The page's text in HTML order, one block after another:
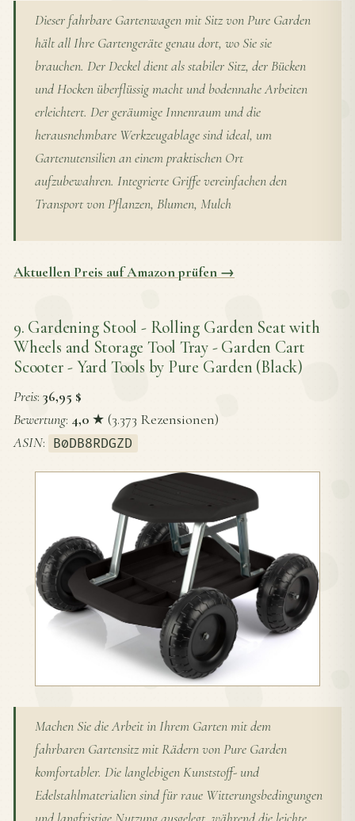
Dieser fahrbare Gartenwagen mit Sitz von Pure Garden
hält all Ihre Gartengeräte genau dort, wo Sie sie
brauchen. Der Deckel dient als stabiler Sitz, der Bücken
und Hocken überflüssig macht und bodennahe Arbeiten
erleichtert. Der geräumige Innenraum und die
herausnehmbare Werkzeugablage sind ideal, um
Gartenutensilien an einem praktischen Ort
aufzubewahren. Integrierte Griffe vereinfachen den
Transport von Pflanzen, Blumen, Mulch
Aktuellen Preis auf Amazon prüfen →
9. Gardening Stool - Rolling Garden Seat with
Wheels and Storage Tool Tray - Garden Cart
Scooter - Yard Tools by Pure Garden (Black)
Preis: 36,95 $
Bewertung: 4,0 ★ (3.373 Rezensionen)
ASIN: B0DB8RDGZD
Machen Sie die Arbeit in Ihrem Garten mit dem
fahrbaren Gartensitz mit Rädern von Pure Garden
komfortabler. Die langlebigen Kunststoff- und
Edelstahlmaterialien sind für raue Witterungsbedingungen